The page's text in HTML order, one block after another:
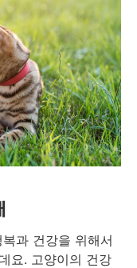
과 건강을 위해서
요. 고양이의 건강